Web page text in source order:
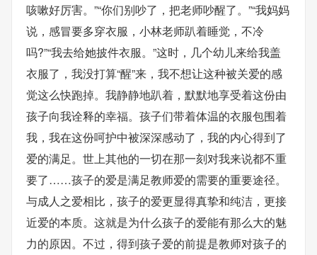
咳嗽好厉害。”“你们别吵了，把老师吵醒了。”“我妈妈
说，感冒要多穿衣服，小林老师趴着睡觉，不冷
吗?”“我去给她披件衣服。”这时，几个幼儿来给我盖
衣服了，我没打算“醒”来，我不想让这种被关爱的感
觉这么快跑掉。我静静地趴着，默默地享受着这份由
孩子向我诠释的幸福。孩子们带着体温的衣服包围着
我，我在这份呵护中被深深感动了，我的内心得到了
爱的满足。世上其他的一切在那一刻对我来说都不重
要了……孩子的爱是满足教师爱的需要的重要途径。
与成人之爱相比，孩子的爱更显得真挚和纯洁，更接
近爱的本质。这就是为什么孩子的爱能有那么大的魅
力的原因。不过，得到孩子爱的前提是教师对孩子的